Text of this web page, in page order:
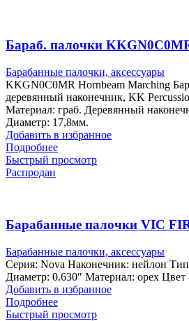
Бараб. палочки
Барабанные палочки, аксессуары
KKGN0C0MR Hornbeam Marching
деревянный наконечник, KK
Материал: граб. Деревянный
Диаметр: 17,8мм.
Добавить в избранное
Подробнее
Быстрый просмотр
Распродан
Барабанные палочки VIC
Барабанные палочки, аксессуары
Серия: Nova Наконечник: нейлон
Диаметр: 0.630″ Материал: орех
Добавить в избранное
Подробнее
Быстрый просмотр